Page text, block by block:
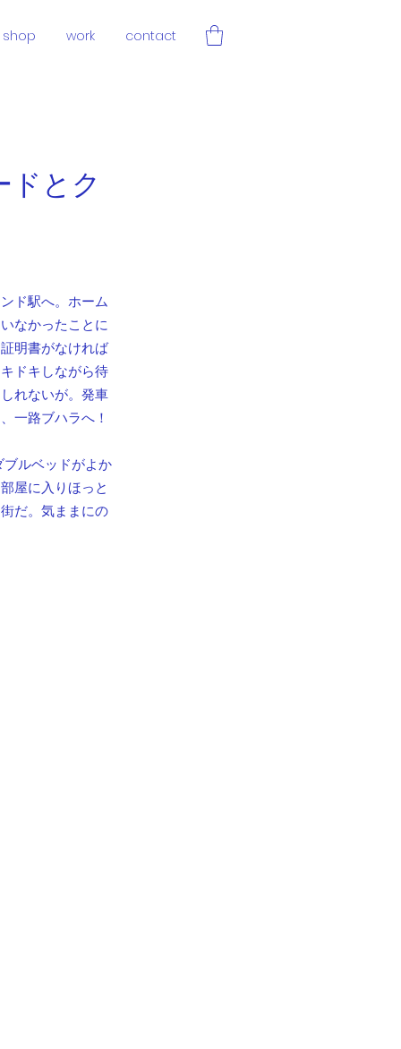
shop work contact
とク
ド駅へ。ホーム
なかったことに
明書がなければ
ドキしながら待
れないが。発車
一路ブハラへ！
ルベッドがよか
屋に入りほっと
だ。気ままにの